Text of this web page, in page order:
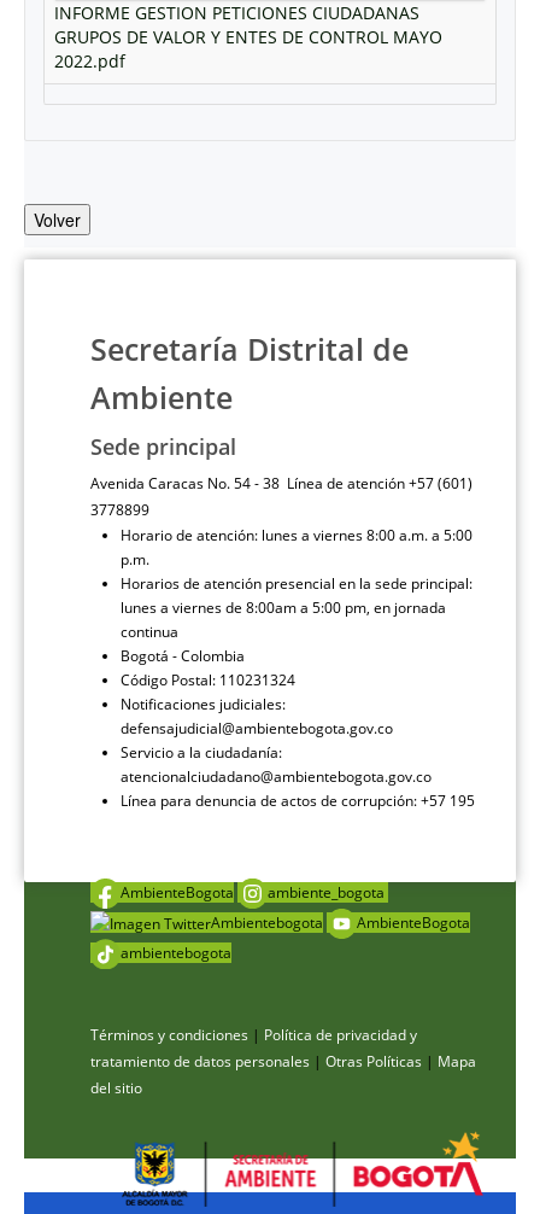
INFORME GESTION PETICIONES CIUDADANAS
GRUPOS DE VALOR Y ENTES DE CONTROL MAYO
2022.pdf
Volver
Secretaría Distrital de
Ambiente
Sede principal
Avenida Caracas No. 54 - 38 Línea de atención +57 (601)
3778899
Horario de atención: lunes a viernes 8:00 a.m. a 5:00
p.m.
Horarios de atención presencial en la sede principal:
lunes a viernes de 8:00am a 5:00 pm, en jornada
continua
Bogotá - Colombia
Código Postal: 110231324
Notificaciones judiciales:
defensajudicial@ambientebogota.gov.co
Servicio a la ciudadanía:
atencionalciudadano@ambientebogota.gov.co
Línea para denuncia de actos de corrupción: +57 195
AmbienteBogota
ambiente_bogota
Ambientebogota
AmbienteBogota
ambientebogota
Términos y condiciones | Política de privacidad y
tratamiento de datos personales | Otras Políticas | Mapa
del sitio